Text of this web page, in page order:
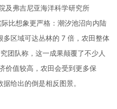
及弗吉尼亚海洋科学研究所
际比想象更严格：潮汐池沼向内陆
多区域可达丛林的 7 倍，农田整体
团队称，这一成果颠覆了不少人
值较高，农田会受到更多保
给出的倒是相反图景。